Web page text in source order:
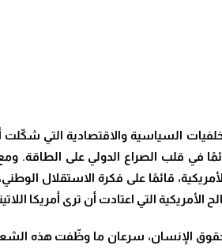
السياسية والاقتصادية التي
دائمًا في قلب الصراع الدولي على
قائمًا على فكرة الاستقلال
التي اعتادت أن ترى أمريكا
الإنسان، سرعان ما وظّفت هذه